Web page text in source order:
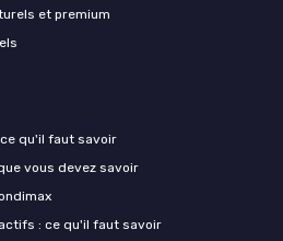
et premium
qu'il faut savoir
vous devez savoir
: ce qu'il faut savoir